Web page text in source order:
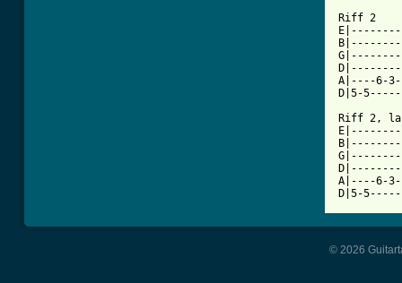
Riff 2
A|----6-
D|5-
Riff 2,
A|----6-
D|5-
© 2026